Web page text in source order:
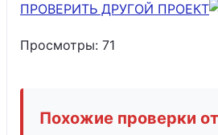
ПРОВЕРИТЬ ДРУГОЙ ПРОЕКТ
Просмотры: 71
Похожие проверки